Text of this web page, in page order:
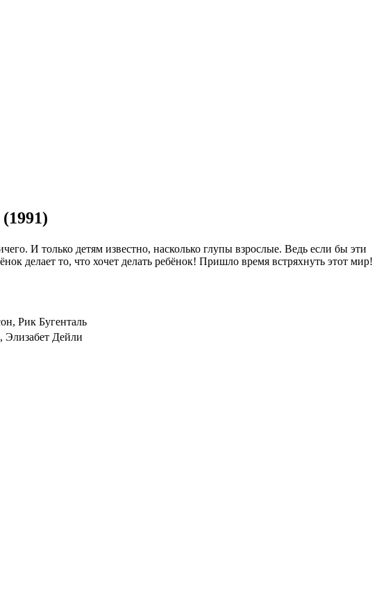
И только детям известно, насколько глупы взрослые. Ведь если бы эти
делает то, что хочет делать ребёнок! Пришло время встряхнуть этот мир!
Рик Бугенталь
Дейли